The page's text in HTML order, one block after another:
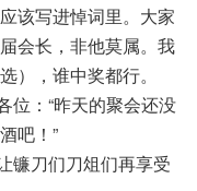
该写进悼词里。大家
会长，非他莫属。我
），谁中奖都行。
：“昨天的聚会还没
吧！”
刀们刀俎们再享受